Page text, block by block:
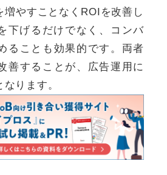
増やすことなくROIを改善し
下げるだけでなく、コンバ
ることも効果的です。両者
善することが、広告運用に
ります。